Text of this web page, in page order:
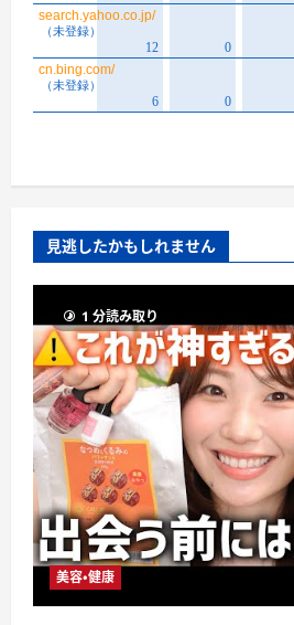
見逃したかもしれません
1 分読み取り
美容・健康